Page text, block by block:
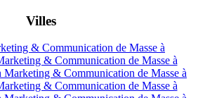
Villes
& Communication de Masse à
& Communication de Masse à
Marketing & Communication de Masse à
& Communication de Masse à